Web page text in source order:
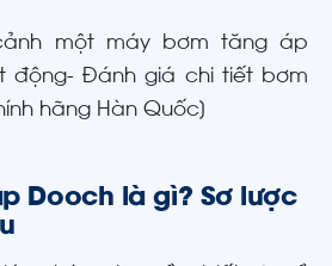
một máy bơm tăng áp
động- Đánh giá chi tiết bơm
hãng Hàn Quốc]
Dooch là gì? Sơ lược